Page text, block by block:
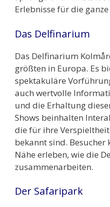
Erlebnisse für die
Das Delfinarium
Das Delfinarium
größten in Europa. Es
spektakuläre
auch wertvolle
und die Erhaltung
Shows beinhalten
die für ihre
bekannt sind. Besucher
Nähe erleben, wie die
zusammenarbeiten.
Der Safaripark